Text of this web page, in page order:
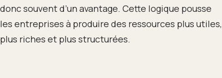
donc souvent d’un avantage. Cette logique pousse
les entreprises à produire des ressources plus utiles,
plus riches et plus structurées.